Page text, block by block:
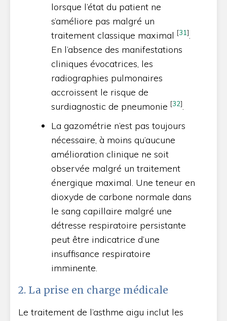
lorsque l’état du patient ne
s’améliore pas malgré un
traitement classique maximal [31].
En l’absence des manifestations
cliniques évocatrices, les
radiographies pulmonaires
accroissent le risque de
surdiagnostic de pneumonie [32].
La gazométrie n’est pas toujours
nécessaire, à moins qu’aucune
amélioration clinique ne soit
observée malgré un traitement
énergique maximal. Une teneur en
dioxyde de carbone normale dans
le sang capillaire malgré une
détresse respiratoire persistante
peut être indicatrice d’une
insuffisance respiratoire
imminente.
2. La prise en charge médicale
Le traitement de l’asthme aigu inclut les